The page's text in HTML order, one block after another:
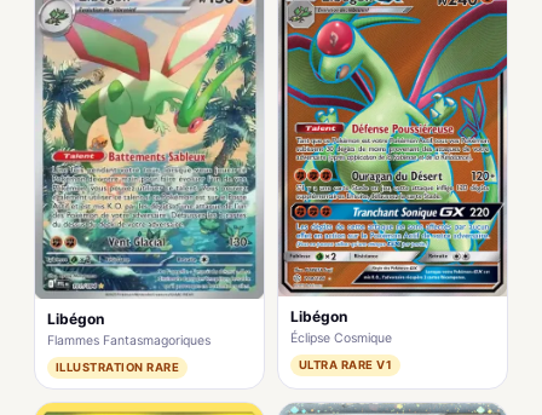
Libégon
Flammes Fantasmagoriques
ILLUSTRATION RARE
Libégon
Éclipse Cosmique
ULTRA RARE V1